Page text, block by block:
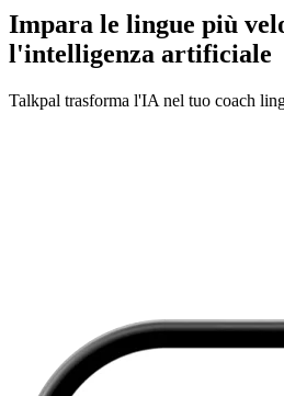
Impara le lingue più
l'intelligenza artificiale
Talkpal trasforma l'IA nel tuo coach